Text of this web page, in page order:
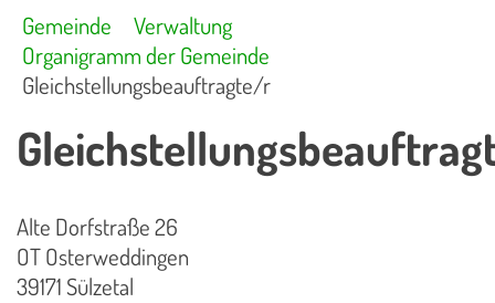
Gemeinde
Verwaltung
Organigramm der Gemeinde
Gleichstellungsbeauftragte/r
Alte Dorfstraße 26
OT Osterweddingen
39171 Sülzetal